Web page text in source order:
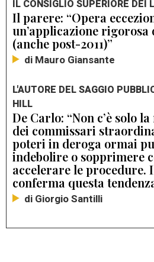
IL CONSIGLIO SUPERIORE DEI
Il parere: “Opera
un’applicazione rigorosa
(anche post-2011)”
di Mauro Giansante
L'AUTORE DEL SAGGIO
HILL
De Carlo: “Non c’è solo
dei commissari
poteri in deroga ormai
indebolire o sopprimere
accelerare le procedure.
conferma questa
di Giorgio Santilli